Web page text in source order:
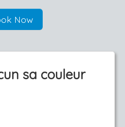
Now
sa couleur